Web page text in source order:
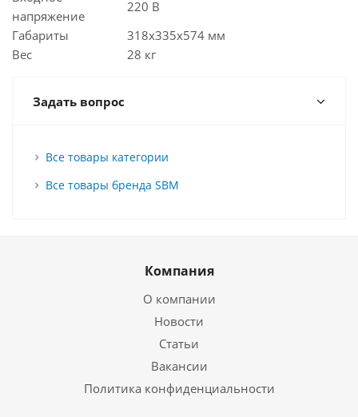
напряжение
220 В
Габариты
318х335х574 мм
Вес
28 кг
Задать вопрос
Все товары категории
Все товары бренда SBM
Компания
О компании
Новости
Статьи
Вакансии
Политика конфиденциальности